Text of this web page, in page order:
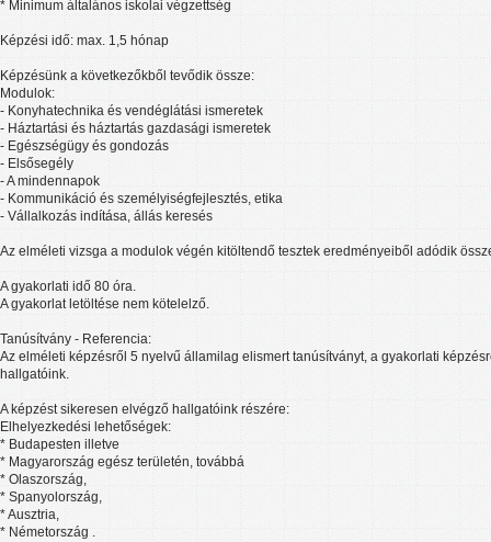
* Minimum általános iskolai végzettség
Képzési idő: max. 1,5 hónap
Képzésünk a következőkből tevődik össze:
Modulok:
- Konyhatechnika és vendéglátási ismeretek
- Háztartási és háztartás gazdasági ismeretek
- Egészségügy és gondozás
- Elsősegély
- A mindennapok
- Kommunikáció és személyiségfejlesztés, etika
- Vállalkozás indítása, állás keresés
Az elméleti vizsga a modulok végén kitöltendő tesztek eredményeiből adódik
A gyakorlati idő 80 óra.
A gyakorlat letöltése nem kötelelző.
Tanúsítvány - Referencia:
Az elméleti képzésről 5 nyelvű államilag elismert tanúsítványt, a gyakorlati
hallgatóink.
A képzést sikeresen elvégző hallgatóink részére:
Elhelyezkedési lehetőségek:
* Budapesten illetve
* Magyarország egész területén, továbbá
* Olaszország,
* Spanyolország,
* Ausztria,
* Németország .